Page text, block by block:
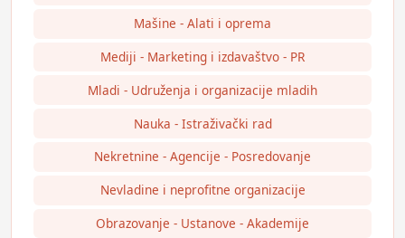
Mašine - Alati i oprema
Mediji - Marketing i izdavaštvo - PR
Mladi - Udruženja i organizacije mladih
Nauka - Istraživački rad
Nekretnine - Agencije - Posredovanje
Nevladine i neprofitne organizacije
Obrazovanje - Ustanove - Akademije